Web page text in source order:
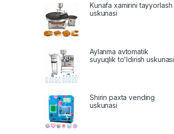
Kunafa xamirini tayyorlash
uskunasi
Aylanma avtomatik
suyuqlik to'ldirish uskunasi
Shirin paxta vending
uskunasi